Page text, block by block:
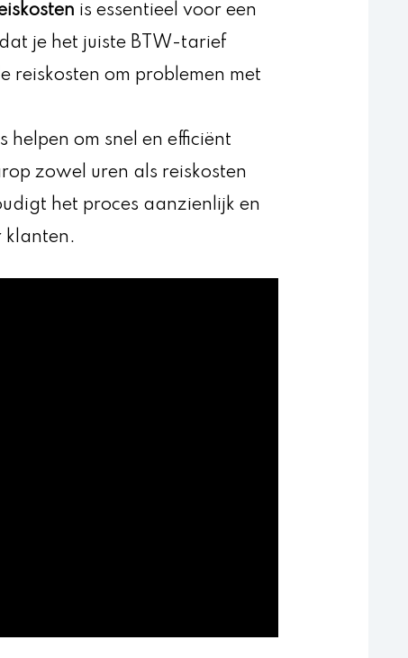
is essentieel voor een
je het juiste BTW-tarief
reiskosten om problemen met
helpen om snel en efficiënt
zowel uren als reiskosten
het proces aanzienlijk en
klanten.